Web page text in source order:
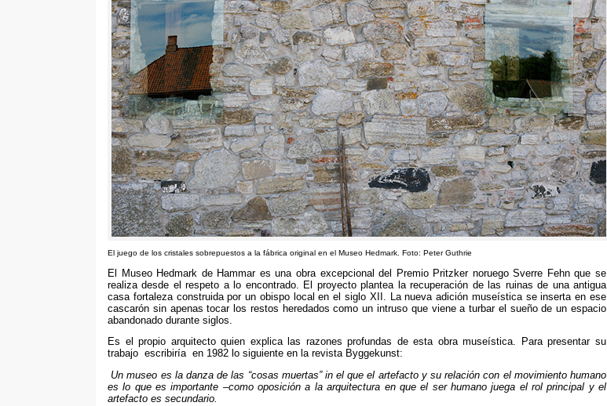
El juego de los cristales sobrepuestos a la fábrica original en el Museo Hedmark. Foto: Peter Guthrie
El Museo Hedmark de Hammar es una obra excepcional del Premio Pritzker noruego Sverre Fehn que se
realiza desde el respeto a lo encontrado. El proyecto plantea la recuperación de las ruinas de una antigua
casa fortaleza construida por un obispo local en el siglo XII. La nueva adición museística se inserta en ese
cascarón sin apenas tocar los restos heredados como un intruso que viene a turbar el sueño de un espacio
abandonado durante siglos.
Es el propio arquitecto quien explica las razones profundas de esta obra museística. Para presentar su
trabajo escribiría en 1982 lo siguiente en la revista Byggekunst:
Un museo es la danza de las “cosas muertas” in el que el artefacto y su relación con el movimiento humano
es lo que es importante –como oposición a la arquitectura en que el ser humano juega el rol principal y el
artefacto es secundario.